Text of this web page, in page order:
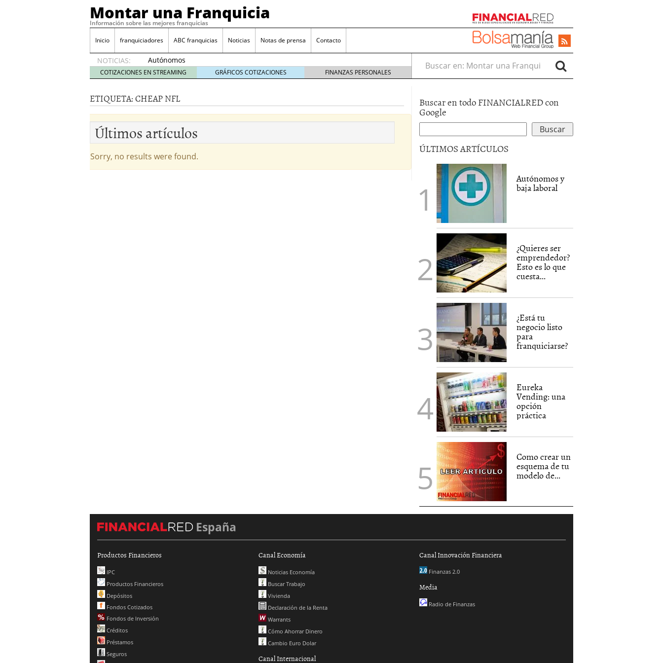
Montar una Franquicia
Información sobre las mejores franquicias
Inicio franquiciadores ABC franquicias Noticias Notas de prensa Contacto
NOTICIAS:
Autónomos
y baja
laboral
2014
¿Quieres ser emprendedor? Esto es lo que cuesta y las ayudas que puedes
tener 4 julio 2014
¿Está tu negocio listo para franquiciarse?
Eureka Vending: una opción práctica
COTIZACIONES EN STREAMING GRÁFICOS COTIZACIONES FINANZAS PERSONALES
Buscar en:
ETIQUETA:CHEAP NFL
Últimos artículos
Sorry, no results were found.
Buscar en todo FINANCIALRED con
Google
ÚLTIMOS ARTÍCULOS
Autónomos y
baja laboral
¿Quieres ser
emprendedor?
Esto es lo que
cuesta...
¿Está tu
negocio listo
para
franquiciarse?
Eureka
Vending: una
opción
práctica
Como crear un
esquema de tu
modelo de...
España
Productos Financieros
IPC
Productos Financieros
Depósitos
Fondos Cotizados
Fondos de Inversión
Créditos
Préstamos
Seguros
Canal Economía
Noticias Economía
Buscar Trabajo
Vivienda
Declaración de la Renta
Warrants
Cómo Ahorrar Dinero
Cambio Euro Dolar
Canal Internacional
Canal Innovación Financiera
Finanzas 2.0
Media
Radio de Finanzas